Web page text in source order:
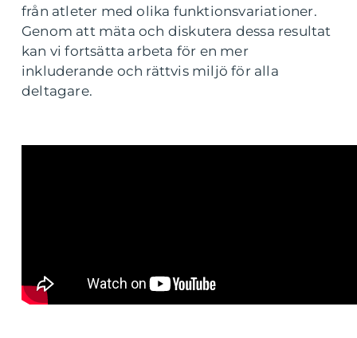
från atleter med olika funktionsvariationer.
Genom att mäta och diskutera dessa resultat
kan vi fortsätta arbeta för en mer
inkluderande och rättvis miljö för alla
deltagare.